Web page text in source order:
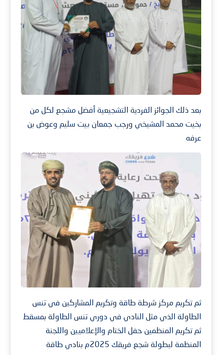
بعد ذلك الجوائز الفردية التشجيعية أفضل مشجع لكل من
بخيت محمد المشيخي ورجب جمعان بيت سليم وعوض بن
عرفه
ثم تكريم مركز شرطة طاقة وتكريم المشاركين في تنس
الطاولة الذي مثل النادي في دوري تنس الطاولة بمسقط
ثم تكريم المنظمين حفل الختام والإعلاميين واللجنة
المنظمة لبطولة شجع فريقك 2025م بنادي طاقة